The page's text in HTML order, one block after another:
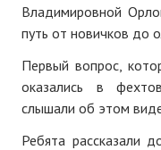
№ 4
№ 6
№ 7
Владимировной
путь от новичков до
Первый вопрос,
оказались в
слышали об этом
Ребята рассказали